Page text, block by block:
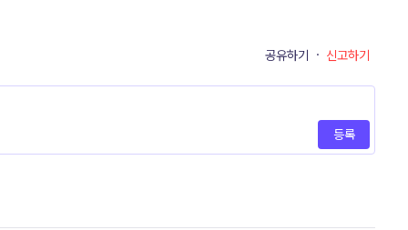
공유하기 · 신고하기
등록